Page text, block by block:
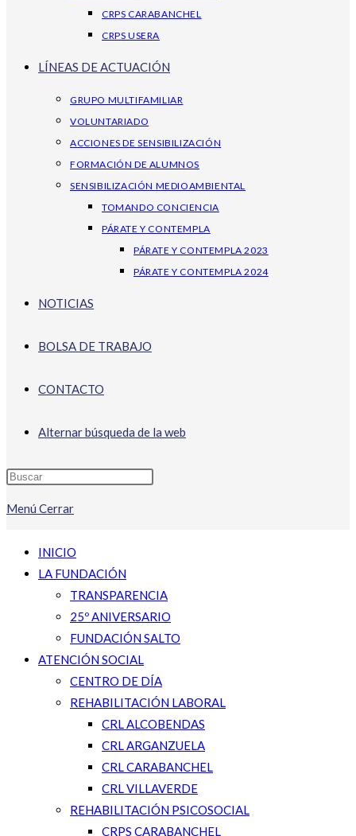
CRPS CARABANCHEL
CRPS USERA
LÍNEAS DE ACTUACIÓN
GRUPO MULTIFAMILIAR
VOLUNTARIADO
ACCIONES DE SENSIBILIZACIÓN
FORMACIÓN DE ALUMNOS
SENSIBILIZACIÓN MEDIOAMBIENTAL
TOMANDO CONCIENCIA
PÁRATE Y CONTEMPLA
PÁRATE Y CONTEMPLA 2023
PÁRATE Y CONTEMPLA 2024
NOTICIAS
BOLSA DE TRABAJO
CONTACTO
Alternar búsqueda de la web
Menú Cerrar
INICIO
LA FUNDACIÓN
TRANSPARENCIA
25º ANIVERSARIO
FUNDACIÓN SALTO
ATENCIÓN SOCIAL
CENTRO DE DÍA
REHABILITACIÓN LABORAL
CRL ALCOBENDAS
CRL ARGANZUELA
CRL CARABANCHEL
CRL VILLAVERDE
REHABILITACIÓN PSICOSOCIAL
CRPS CARABANCHEL